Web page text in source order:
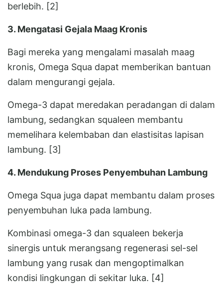
berlebih. [2]
3. Mengatasi Gejala Maag Kronis
Bagi mereka yang mengalami masalah maag
kronis, Omega Squa dapat memberikan bantuan
dalam mengurangi gejala.
Omega-3 dapat meredakan peradangan di dalam
lambung, sedangkan squaleen membantu
memelihara kelembaban dan elastisitas lapisan
lambung. [3]
4. Mendukung Proses Penyembuhan Lambung
Omega Squa juga dapat membantu dalam proses
penyembuhan luka pada lambung.
Kombinasi omega-3 dan squaleen bekerja
sinergis untuk merangsang regenerasi sel-sel
lambung yang rusak dan mengoptimalkan
kondisi lingkungan di sekitar luka. [4]